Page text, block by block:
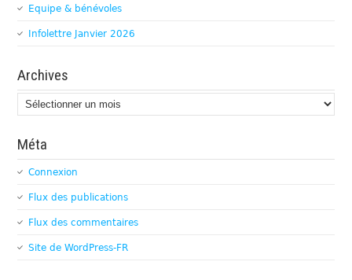
Equipe & bénévoles
Infolettre Janvier 2026
Archives
Archives
Méta
Connexion
Flux des publications
Flux des commentaires
Site de WordPress-FR